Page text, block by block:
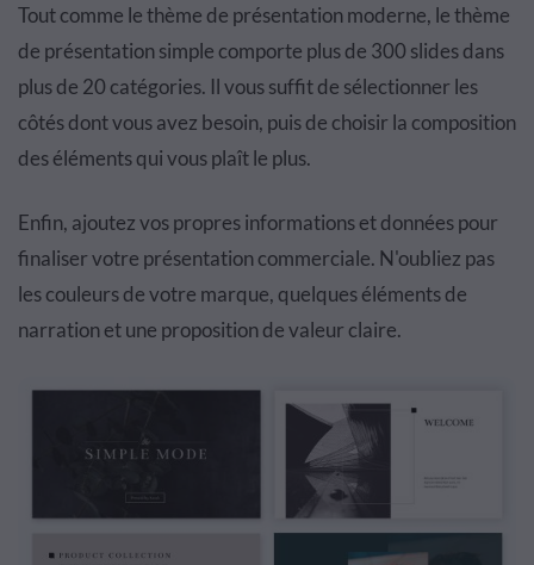
Tout comme le thème de présentation moderne, le thème
de présentation simple comporte plus de 300 slides dans
plus de 20 catégories. Il vous suffit de sélectionner les
côtés dont vous avez besoin, puis de choisir la composition
des éléments qui vous plaît le plus.
Enfin, ajoutez vos propres informations et données pour
finaliser votre présentation commerciale. N'oubliez pas
les couleurs de votre marque, quelques éléments de
narration et une proposition de valeur claire.